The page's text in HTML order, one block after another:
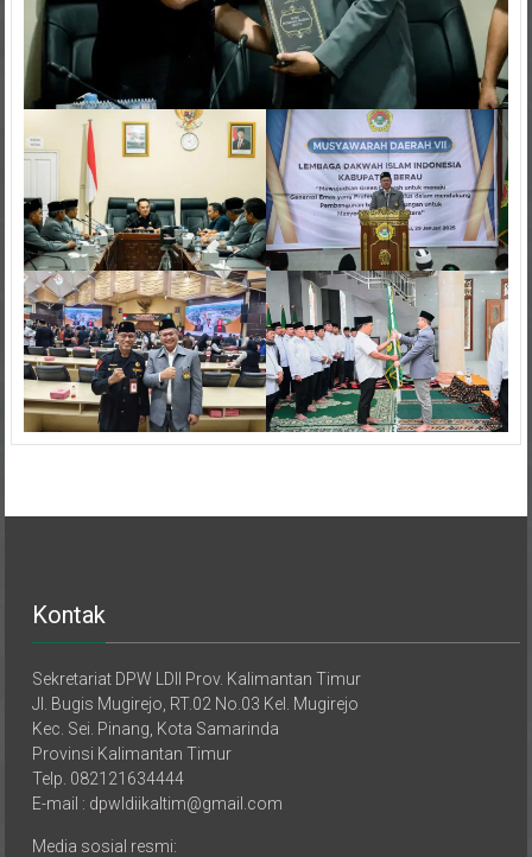
Kontak
Sekretariat DPW LDII Prov. Kalimantan Timur
Jl. Bugis Mugirejo, RT.02 No.03 Kel. Mugirejo
Kec. Sei. Pinang, Kota Samarinda
Provinsi Kalimantan Timur
Telp. 082121634444
E-mail : dpwldiikaltim@gmail.com
Media sosial resmi: